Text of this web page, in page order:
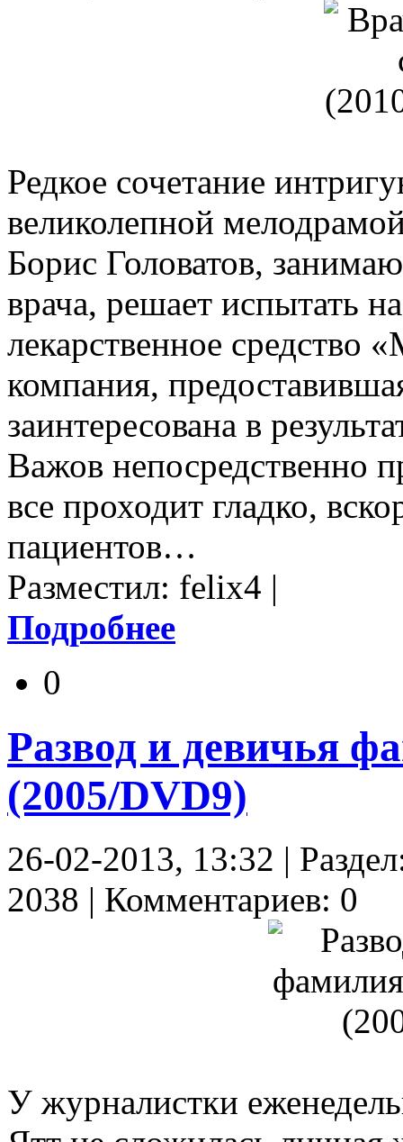
Редкое сочетание
великолепной
Борис Головатов,
врача, решает испытать
лекарственное средство
компания,
заинтересована в
Важов непосредственно
все проходит гладко,
пациентов…
Разместил: felix4 |
Подробнее
0
Развод и девичья
(2005/DVD9)
26-02-2013, 13:32 |
2038 | Комментариев: 0
У журналистки